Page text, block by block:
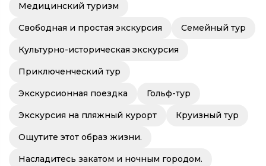
Медицинский туризм
Свободная и простая экскурсия Семейный тур
Культурно-историческая экскурсия
Приключенческий тур
Экскурсионная поездка Гольф-тур
Экскурсия на пляжный курорт Круизный тур
Ощутите этот образ жизни.
Насладитесь закатом и ночным городом.